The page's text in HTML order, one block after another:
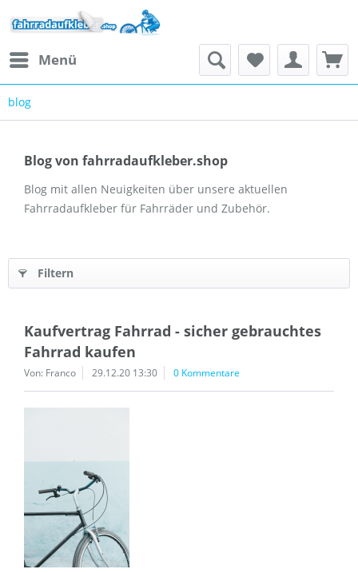
Menü
blog
Blog von fahrradaufkleber.shop
Blog mit allen Neuigkeiten über unsere aktuellen
Fahrradaufkleber für Fahrräder und Zubehör.
Filtern
Kaufvertrag Fahrrad - sicher gebrauchtes
Fahrrad kaufen
Von: Franco 29.12.20 13:30 0 Kommentare